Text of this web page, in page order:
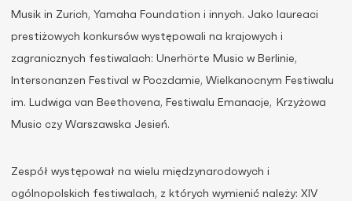
Musik in Zurich, Yamaha Foundation i innych. Jako laureaci
prestiżowych konkursów występowali na krajowych i
zagranicznych festiwalach: Unerhörte Music w Berlinie,
Intersonanzen Festival w Poczdamie, Wielkanocnym Festiwalu
im. Ludwiga van Beethovena, Festiwalu Emanacje, Krzyżowa
Music czy Warszawska Jesień.
Zespół występował na wielu międzynarodowych i
ogólnopolskich festiwalach, z których wymienić należy: XIV